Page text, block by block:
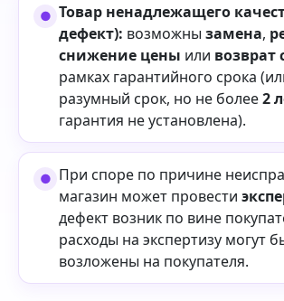
Товар ненадлежащего
дефект): возможны замена,
снижение цены или возврат
рамках гарантийного срока
разумный срок, но не более2
гарантия не установлена).
При споре по причине
магазин может провести
дефект возник по вине
расходы на экспертизу могут
возложены на покупателя.